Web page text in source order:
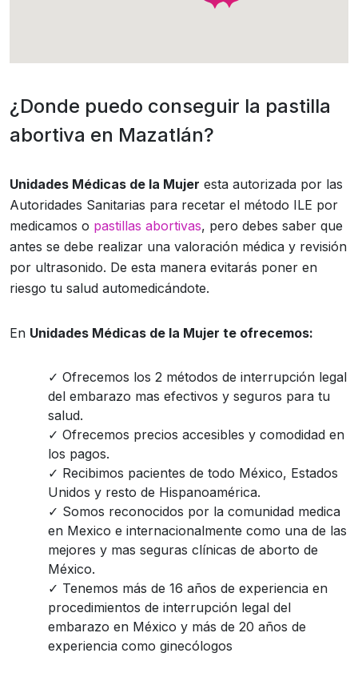
¿Donde puedo conseguir la pastilla
abortiva en Mazatlán?
Unidades Médicas de la Mujer esta autorizada por las
Autoridades Sanitarias para recetar el método ILE por
medicamos o pastillas abortivas, pero debes saber que
antes se debe realizar una valoración médica y revisión
por ultrasonido. De esta manera evitarás poner en
riesgo tu salud automedicándote.
En Unidades Médicas de la Mujer te ofrecemos:
Ofrecemos los 2 métodos de interrupción legal
del embarazo mas efectivos y seguros para tu
salud.
Ofrecemos precios accesibles y comodidad en
los pagos.
Recibimos pacientes de todo México, Estados
Unidos y resto de Hispanoamérica.
Somos reconocidos por la comunidad medica
en Mexico e internacionalmente como una de las
mejores y mas seguras clínicas de aborto de
México.
Tenemos más de 16 años de experiencia en
procedimientos de interrupción legal del
embarazo en México y más de 20 años de
experiencia como ginecólogos